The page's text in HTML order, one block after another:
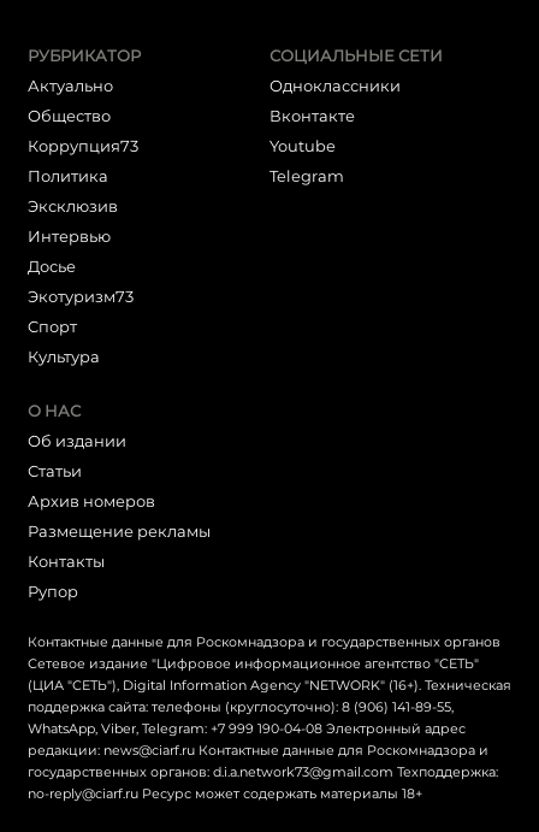
РУБРИКАТОР
Актуально
Общество
Коррупция73
Политика
Эксклюзив
Интервью
Досье
Экотуризм73
Cпорт
Культура
СОЦИАЛЬНЫЕ СЕТИ
Одноклассники
Вконтакте
Youtube
Telegram
О НАС
Об издании
Статьи
Архив номеров
Размещение рекламы
Контакты
Рупор
Контактные данные для Роскомнадзора и государственных органов
Сетевое издание "Цифровое информационное агентство "СЕТЬ"
(ЦИА "СЕТЬ"), Digital Information Agency "NETWORK" (16+). Техническая
поддержка сайта: телефоны (круглосуточно): 8 (906) 141-89-55,
WhatsApp, Viber, Telegram: +7 999 190-04-08 Электронный адрес
редакции: news@ciarf.ru Контактные данные для Роскомнадзора и
государственных органов: d.i.a.network73@gmail.com Техподдержка:
no-reply@ciarf.ru Ресурс может содержать материалы 18+